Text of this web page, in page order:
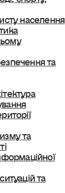
населення
та
та
та